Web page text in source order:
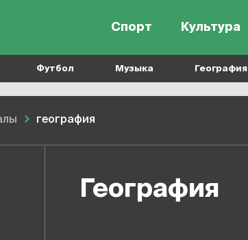
Спорт Культура
Футбол Музыка География
география
география